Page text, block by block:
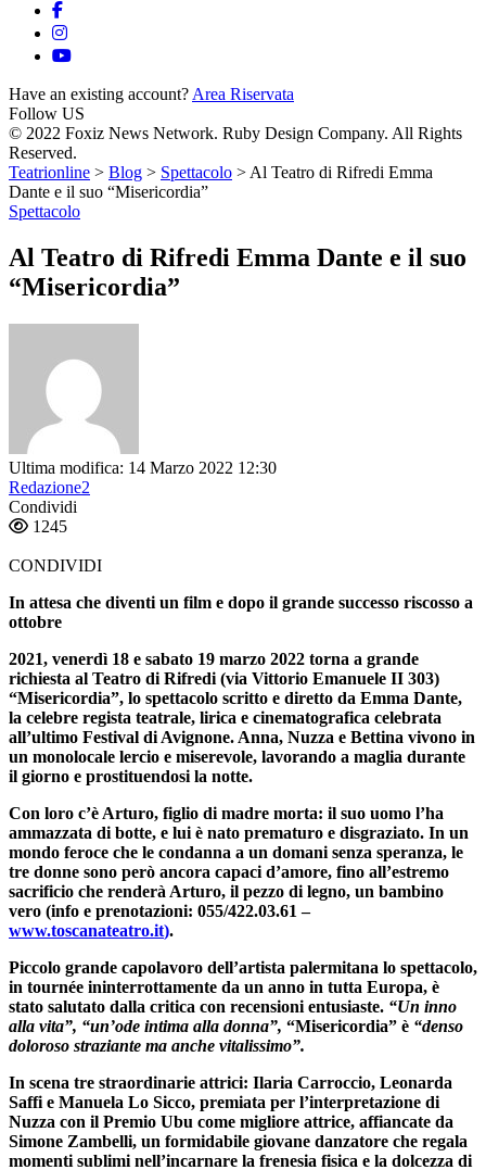
Have an existing account? Area Riservata
Follow US
© 2022 Foxiz News Network. Ruby Design Company. All Rights
Reserved.
Teatrionline > Blog > Spettacolo > Al Teatro di Rifredi Emma
Dante e il suo “Misericordia”
Spettacolo
Al Teatro di Rifredi Emma Dante e il suo
“Misericordia”
Ultima modifica: 14 Marzo 2022 12:30
Redazione2
Condividi
1245
CONDIVIDI
In attesa che diventi un film e dopo il grande successo riscosso a
ottobre
2021, venerdì 18 e sabato 19 marzo 2022 torna a grande
richiesta al Teatro di Rifredi (via Vittorio Emanuele II 303)
“Misericordia”, lo spettacolo scritto e diretto da Emma Dante,
la celebre regista teatrale, lirica e cinematografica celebrata
all’ultimo Festival di Avignone. Anna, Nuzza e Bettina vivono in
un monolocale lercio e miserevole, lavorando a maglia durante
il giorno e prostituendosi la notte.
Con loro c’è Arturo, figlio di madre morta: il suo uomo l’ha
ammazzata di botte, e lui è nato prematuro e disgraziato. In un
mondo feroce che le condanna a un domani senza speranza, le
tre donne sono però ancora capaci d’amore, fino all’estremo
sacrificio che renderà Arturo, il pezzo di legno, un bambino
vero (info e prenotazioni: 055/422.03.61 –
www.toscanateatro.it).
Piccolo grande capolavoro dell’artista palermitana lo spettacolo,
in tournée ininterrottamente da un anno in tutta Europa, è
stato salutato dalla critica con recensioni entusiaste. “Un inno
alla vita”, “un’ode intima alla donna”, “Misericordia” è “denso
doloroso straziante ma anche vitalissimo”.
In scena tre straordinarie attrici: Ilaria Carroccio, Leonarda
Saffi e Manuela Lo Sicco, premiata per l’interpretazione di
Nuzza con il Premio Ubu come migliore attrice, affiancate da
Simone Zambelli, un formidabile giovane danzatore che regala
momenti sublimi nell’incarnare la frenesia fisica e la dolcezza di